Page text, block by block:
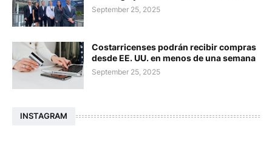
September 25, 2025
Costarricenses podrán recibir compras
desde EE. UU. en menos de una semana
September 25, 2025
INSTAGRAM